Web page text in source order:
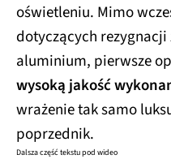
oświetleniu. Mimo
dotyczących
aluminium, pierwsze
wysoką jakość
wrażenie tak samo
poprzednik.
Dalsza część tekstu pod wideo